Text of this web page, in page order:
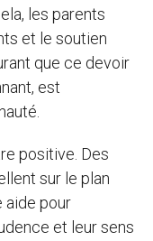
les parents
et le soutien
que ce devoir
est
positive. Des
sur le plan
aide pour
et leur sens